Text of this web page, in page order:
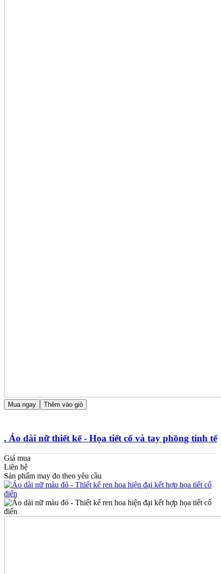
Mua ngay Thêm vào giỏ
. Áo dài nữ thiết kế - Họa tiết cổ và tay phồng tinh tế
Giá mua
Liên hệ
Sản phẩm may đo theo yêu cầu